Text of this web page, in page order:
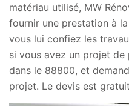
matériau utilisé, MW
fournir une prestation à
vous lui confiez les
si vous avez un projet
dans le 88800, et
projet. Le devis est